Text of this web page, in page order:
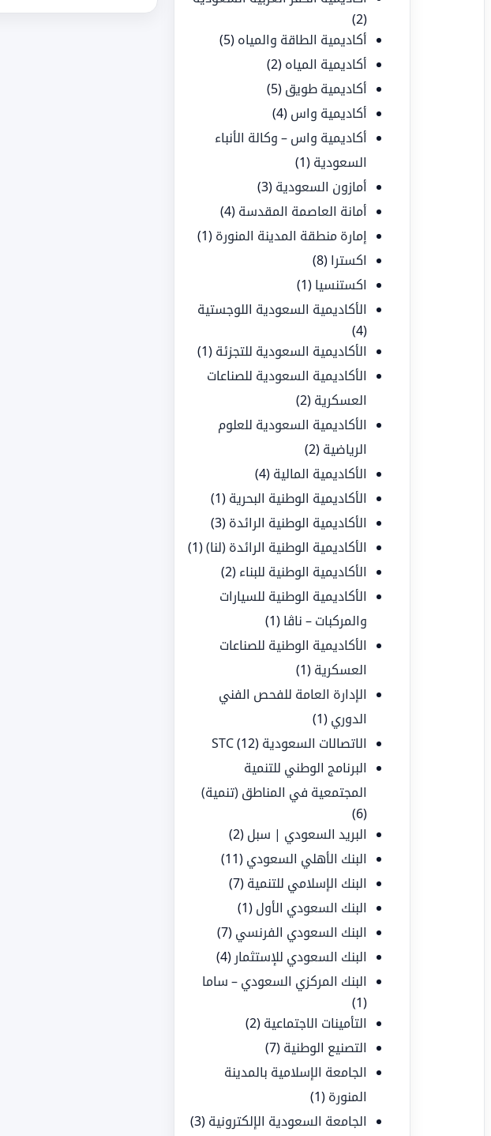
(2)
أكاديمية الطاقة والمياه (5)
أكاديمية المياه (2)
أكاديمية طويق (5)
أكاديمية واس (4)
أكاديمية واس – وكالة الأنباء
السعودية (1)
أمازون السعودية (3)
أمانة العاصمة المقدسة (4)
إمارة منطقة المدينة المنورة (1)
اكسترا (8)
اكستنسيا (1)
الأكاديمية السعودية اللوجستية
(4)
الأكاديمية السعودية للتجزئة (1)
الأكاديمية السعودية للصناعات
العسكرية (2)
الأكاديمية السعودية للعلوم
الرياضية (2)
الأكاديمية المالية (4)
الأكاديمية الوطنية البحرية (1)
الأكاديمية الوطنية الرائدة (3)
الأكاديمية الوطنية الرائدة (لنا)(1)
الأكاديمية الوطنية للبناء (2)
الأكاديمية الوطنية للسيارات
والمركبات – ناڤا (1)
الأكاديمية الوطنية للصناعات
العسكرية (1)
الإدارة العامة للفحص الفني
الدوري (1)
الاتصالات السعودية STC (12)
البرنامج الوطني للتنمية
المجتمعية في المناطق (تنمية)
(6)
البريد السعودي | سبل (2)
البنك الأهلي السعودي (11)
البنك الإسلامي للتنمية (7)
البنك السعودي الأول (1)
البنك السعودي الفرنسي (7)
البنك السعودي للإستثمار (4)
البنك المركزي السعودي – ساما
(1)
التأمينات الاجتماعية (2)
التصنيع الوطنية (7)
الجامعة الإسلامية بالمدينة
المنورة (1)
الجامعة السعودية الإلكترونية (3)